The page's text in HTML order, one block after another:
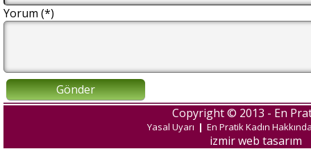
Yorum (*)
Gönder
Copyright © 2013 - En
Yasal Uyarı | En Pratik Kadın
izmir web tasarım